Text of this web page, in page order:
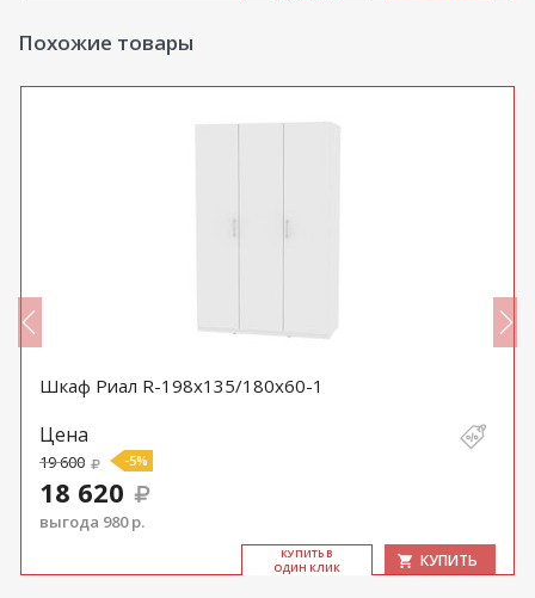
Похожие товары
Шкаф Риал R-198х135/180х60-1
Цена
19 600 -5%
18 620
выгода 980 р.
КУ­ПИТЬ В
ОДИН КЛИК
КУПИТЬ